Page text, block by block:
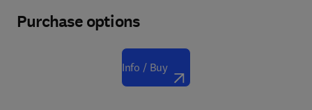
Purchase options
Info / Buy